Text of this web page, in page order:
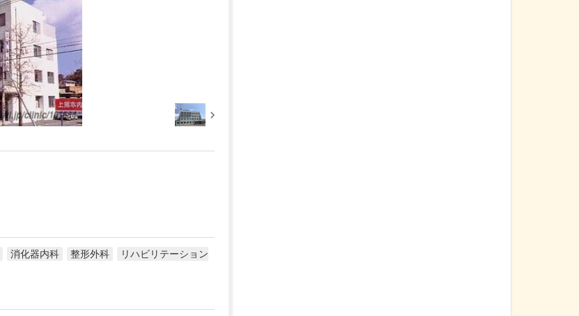
消化器内科 整形外科
リハビリテーション